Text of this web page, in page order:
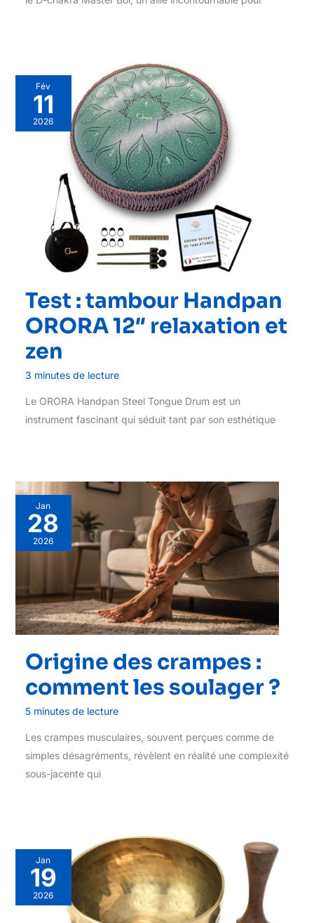
Fév
11
2026
Test : tambour Handpan
ORORA 12″ relaxation et
zen
3 minutes de lecture
Le ORORA Handpan Steel Tongue Drum est un
instrument fascinant qui séduit tant par son esthétique
Jan
28
2026
Origine des crampes :
comment les soulager ?
5 minutes de lecture
Les crampes musculaires, souvent perçues comme de
simples désagréments, révèlent en réalité une complexité
sous-jacente qui
Jan
19
2026